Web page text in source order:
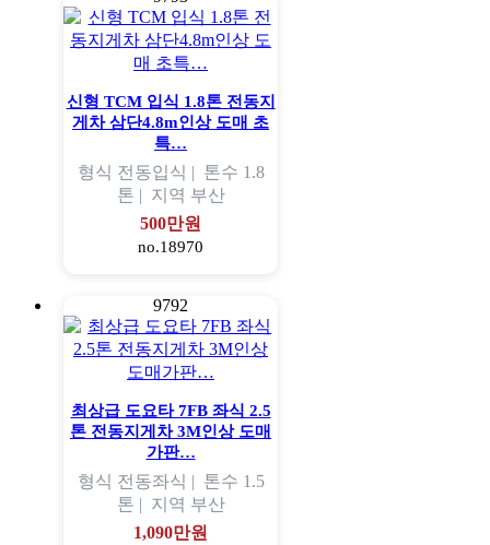
신형 TCM 입식 1.8톤 전동지
게차 삼단4.8m인상 도매 초
특…
형식 전동입식 | 톤수 1.8
톤 | 지역 부산
500만원
no.18970
9792
최상급 도요타 7FB 좌식 2.5
톤 전동지게차 3M인상 도매
가판…
형식 전동좌식 | 톤수 1.5
톤 | 지역 부산
1,090만원